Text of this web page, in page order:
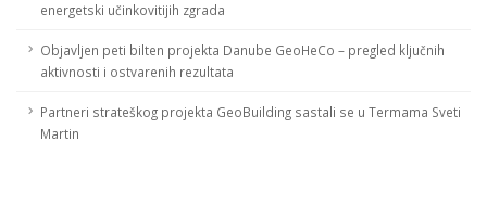
energetski učinkovitijih zgrada
Objavljen peti bilten projekta Danube GeoHeCo – pregled ključnih
aktivnosti i ostvarenih rezultata
Partneri strateškog projekta GeoBuilding sastali se u Termama Sveti
Martin